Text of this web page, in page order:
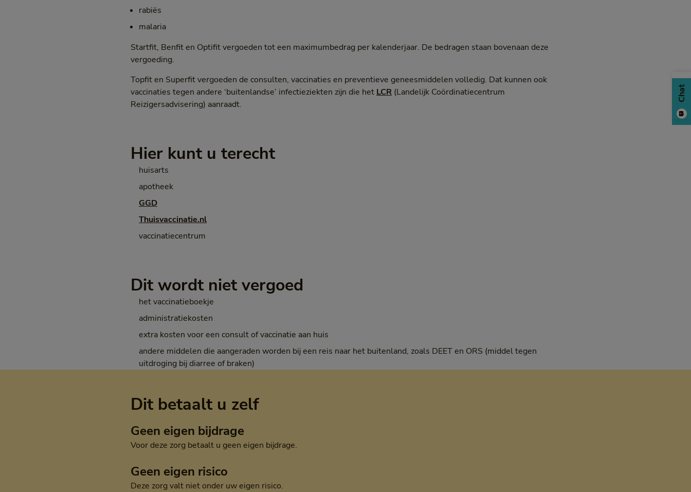
rabiës
malaria
Startfit, Benfit en Optifit vergoeden tot een maximumbedrag per kalenderjaar. De bedragen staan bovenaan deze
vergoeding.
Topfit en Superfit vergoeden de consulten, vaccinaties en preventieve geneesmiddelen volledig. Dat kunnen ook
vaccinaties tegen andere ‘buitenlandse’ infectieziekten zijn die het LCR (Landelijk Coördinatiecentrum
Reizigersadvisering) aanraadt.
Hier kunt u terecht
huisarts
apotheek
GGD
Thuisvaccinatie.nl
vaccinatiecentrum
Dit wordt niet vergoed
het vaccinatieboekje
administratiekosten
extra kosten voor een consult of vaccinatie aan huis
andere middelen die aangeraden worden bij een reis naar het buitenland, zoals DEET en ORS (middel tegen
uitdroging bij diarree of braken)
Dit betaalt u zelf
Geen eigen bijdrage
Voor deze zorg betaalt u geen eigen bijdrage.
Geen eigen risico
Deze zorg valt niet onder uw eigen risico.
Chat